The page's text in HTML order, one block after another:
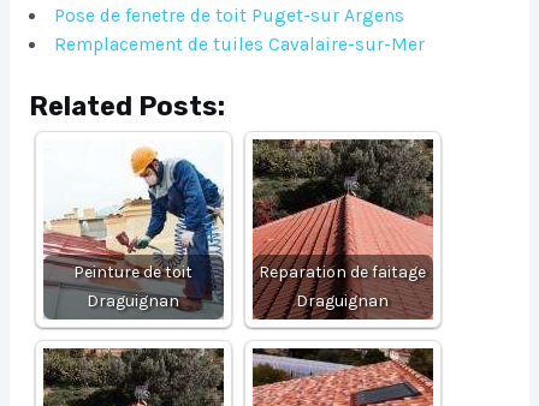
Pose de fenetre de toit Puget-sur Argens
Remplacement de tuiles Cavalaire-sur-Mer
Related Posts:
Peinture de toit
Draguignan
Reparation de faitage
Draguignan